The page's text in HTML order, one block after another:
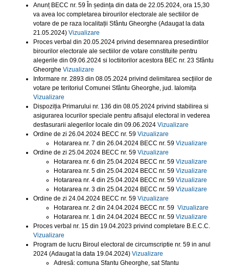
Anunț BECC nr. 59 În ședința din data de 22.05.2024, ora 15,30
va avea loc completarea birourilor electorale ale sectiilor de
votare de pe raza localitații Sfântu Gheorghe (Adaugat la data
21.05.2024) Vizualizare
Proces verbal din 20.05.2024 privind desemnarea presedintilor
birourilor electorale ale sectiilor de votare constituite pentru
alegerile din 09.06.2024 si loctiitorilor acestora BEC nr. 23 Sfântu
Gheorghe Vizualizare
Informare nr. 2893 din 08.05.2024 privind delimitarea secțiilor de
votare pe teritoriul Comunei Sfântu Gheorghe, jud. Ialomița
Vizualizare
Dispoziția Primarului nr. 136 din 08.05.2024 privind stabilirea si
asigurarea locurilor speciale pentru afisajul electoral in vederea
desfasurarii alegerilor locale din 09.06.2024 Vizualizare
Ordine de zi 26.04.2024 BECC nr. 59 Vizualizare
Hotararea nr. 7 din 26.04.2024 BECC nr. 59 Vizualizare
Ordine de zi 25.04.2024 BECC nr. 59 Vizualizare
Hotararea nr. 6 din 25.04.2024 BECC nr. 59 Vizualizare
Hotararea nr. 5 din 25.04.2024 BECC nr. 59 Vizualizare
Hotararea nr. 4 din 25.04.2024 BECC nr. 59 Vizualizare
Hotararea nr. 3 din 25.04.2024 BECC nr. 59 Vizualizare
Ordine de zi 24.04.2024 BECC nr. 59 Vizualizare
Hotararea nr. 2 din 24.04.2024 BECC nr. 59 Vizualizare
Hotararea nr. 1 din 24.04.2024 BECC nr. 59 Vizualizare
Proces verbal nr. 15 din 19.04.2023 privind completare B.E.C.C.
Vizualizare
Program de lucru Biroul electoral de circumscriptie nr. 59 in anul
2024 (Adaugat la data 19.04.2024) Vizualizare
Adresă: comuna Sfantu Gheorghe, sat Sfantu